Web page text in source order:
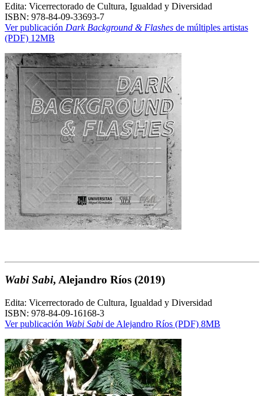
Edita: Vicerrectorado de Cultura, Igualdad y Diversidad
ISBN: 978-84-09-33693-7
Ver publicación Dark Background & Flashes de múltiples artistas
(PDF) 12MB
Wabi Sabi, Alejandro Ríos (2019)
Edita: Vicerrectorado de Cultura, Igualdad y Diversidad
ISBN: 978-84-09-16168-3
Ver publicación Wabi Sabi de Alejandro Ríos (PDF) 8MB